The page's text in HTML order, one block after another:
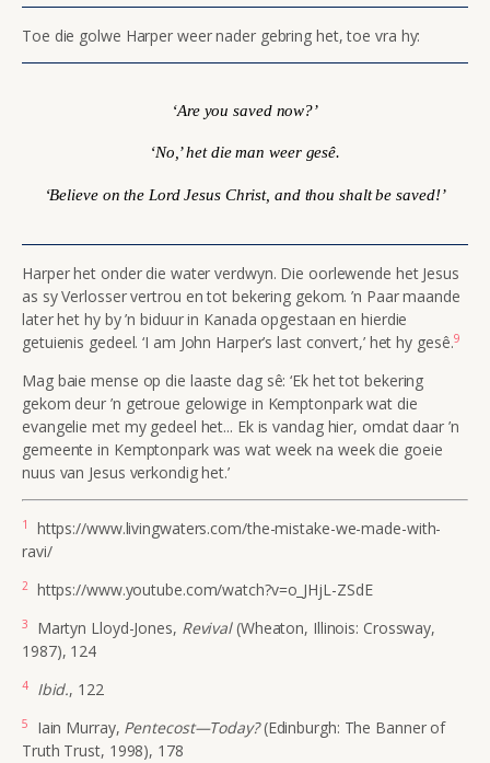
Toe die golwe Harper weer nader gebring het, toe vra hy:
‘Are you saved now?’
‘No,’ het die man weer gesê.
‘Believe on the Lord Jesus Christ, and thou shalt be saved!’
Harper het onder die water verdwyn. Die oorlewende het Jesus
as sy Verlosser vertrou en tot bekering gekom. ’n Paar maande
later het hy by ’n biduur in Kanada opgestaan en hierdie
getuienis gedeel. ‘I am John Harper’s last convert,’ het hy gesê.9
Mag baie mense op die laaste dag sê: ‘Ek het tot bekering
gekom deur ’n getroue gelowige in Kemptonpark wat die
evangelie met my gedeel het... Ek is vandag hier, omdat daar ’n
gemeente in Kemptonpark was wat week na week die goeie
nuus van Jesus verkondig het.’
1
https://www.livingwaters.com/the-mistake-we-made-with-
ravi/
2https://www.youtube.com/watch?v=o_JHjL-ZSdE
3 Martyn Lloyd-Jones, Revival(Wheaton, Illinois: Crossway,
1987), 124
4 Ibid., 122
5 Iain Murray, Pentecost—Today?(Edinburgh: The Banner of
Truth Trust, 1998), 178